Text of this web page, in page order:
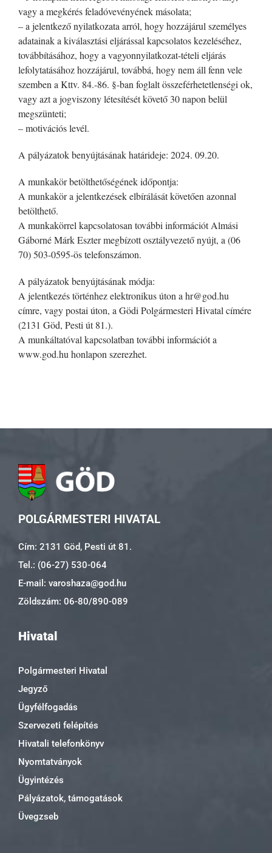
vagy a megkérés feladóvevényének másolata;
– a jelentkező nyilatkozata arról, hogy hozzájárul személyes
adatainak a kiválasztási eljárással kapcsolatos kezeléséhez,
továbbításához, hogy a vagyonnyilatkozat-tételi eljárás
lefolytatásához hozzájárul, továbbá, hogy nem áll fenn vele
szemben a Kttv. 84.-86. §-ban foglalt összeférhetetlenségi ok,
vagy azt a jogviszony létesítését követő 30 napon belül
megszünteti;
– motivációs levél.
A pályázatok benyújtásának határideje: 2024. 09.20.
A munkakör betölthetőségének időpontja:
A munkakör a jelentkezések elbírálását követően azonnal
betölthető.
A munkakörrel kapcsolatosan további információt Almási
Gáborné Márk Eszter megbízott osztályvezető nyújt, a (06
70) 503-0595-ös telefonszámon.
A pályázatok benyújtásának módja:
A jelentkezés történhez elektronikus úton a hr@god.hu
címre, vagy postai úton, a Gödi Polgármesteri Hivatal címére
(2131 Göd, Pesti út 81.).
A munkáltatóval kapcsolatban további információt a
www.god.hu honlapon szerezhet.
POLGÁRMESTERI HIVATAL
Cím: 2131 Göd, Pesti út 81.
Tel.: (06-27) 530-064
E-mail: varoshaza@god.hu
Zöldszám: 06-80/890-089
Hivatal
Polgármesteri Hivatal
Jegyző
Ügyfélfogadás
Szervezeti felépítés
Hivatali telefonkönyv
Nyomtatványok
Ügyintézés
Pályázatok, támogatások
Üvegzseb